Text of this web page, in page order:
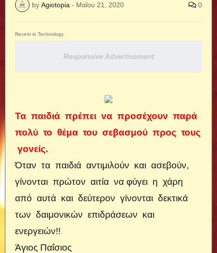
by Agiotopia - Μαΐου 21, 2020 0
Recent in Technology
Responsive Advertisement
Τα παιδιά πρέπει να προσέχουν παρά
πολύ το θέμα του σεβασμού προς τους
γονείς.
Όταν τα παιδιά αντιμιλούν και ασεβούν,
γίνονται πρώτον αιτία να φύγει η χάρη
από αυτά και δεύτερον γίνονται δεκτικά
των δαιμονικών επιδράσεων και
ενεργειών!!
Άγιος Παΐσιος